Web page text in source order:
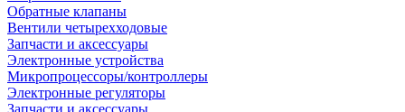
Обратные клапаны
Вентили четырехходовые
Запчасти и аксессуары
Электронные устройства
Микропроцессоры/контроллеры
Электронные регуляторы
Запчасти и аксессуары